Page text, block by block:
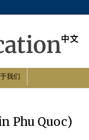
我们
Phu Quoc)